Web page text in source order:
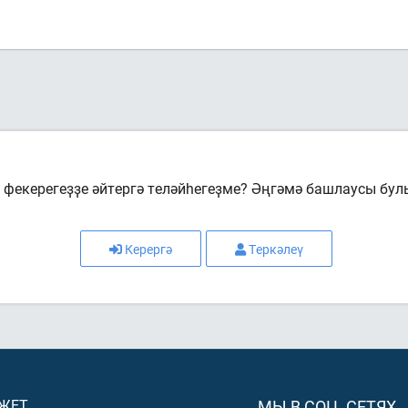
әйтергә теләйһегеҙме? Әңгәмә башлаусы
Керергә Теркәлеү